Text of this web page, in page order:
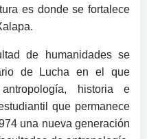
es donde se fortalece
de humanidades se
de Lucha en el que
historia e
que permanece
una nueva generación